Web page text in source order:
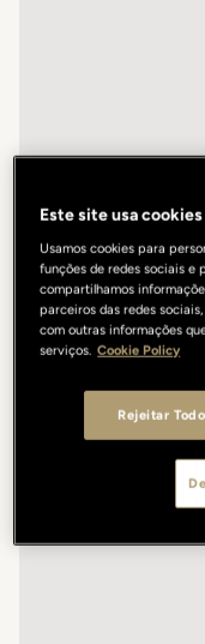
Este site usa cookies
Usamos cookies para
funções de redes sociais e
compartilhamos
parceiros das redes
com outras informações
serviços. Cookie Policy
Rejeitar